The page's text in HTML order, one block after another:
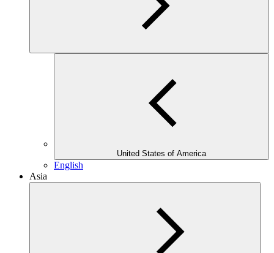
United States of America
English
Asia